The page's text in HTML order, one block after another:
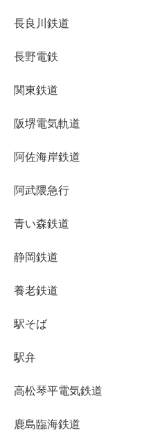
長良川鉄道
長野電鉄
関東鉄道
阪堺電気軌道
阿佐海岸鉄道
阿武隈急行
青い森鉄道
静岡鉄道
養老鉄道
駅そば
駅弁
高松琴平電気鉄道
鹿島臨海鉄道